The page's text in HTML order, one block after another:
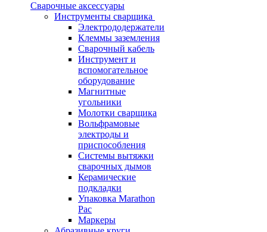
Сварочные аксессуары
Инструменты сварщика
Электрододержатели
Клеммы заземления
Сварочный кабель
Инструмент и
вспомогательное
оборудование
Магнитные
угольники
Молотки сварщика
Вольфрамовые
электроды и
приспособления
Системы вытяжки
сварочных дымов
Керамические
подкладки
Упаковка Marathon
Pac
Маркеры